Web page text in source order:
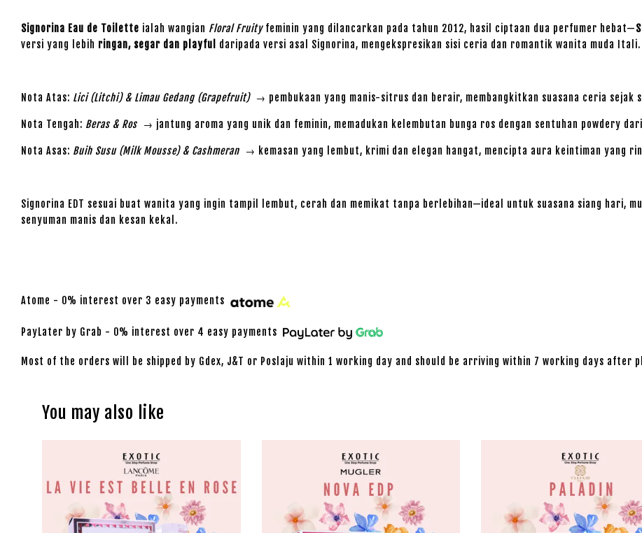
Signorina Eau de Toilette ialah wangian Floral Fruityfeminin yang dilancarkan pada tahun 2012, hasil ciptaan dua perfumer hebat—
versi yang lebih ringan, segar dan playful daripada versi asal Signorina, mengekspresikan sisi ceria dan romantik wanita muda Itali.
Nota Atas: Lici (Litchi) & Limau Gedang (Grapefruit)→ pembukaan yang manis-sitrus dan berair, membangkitkan suasana ceria sejak
Nota Tengah: Beras & Ros → jantung aroma yang unik dan feminin, memadukan kelembutan bunga ros dengan sentuhan powdery
Nota Asas: Buih Susu (Milk Mousse) & Cashmeran → kemasan yang lembut, krimi dan elegan hangat, mencipta aura keintiman yang
Signorina EDT sesuai buat wanita yang ingin tampil lembut, cerah dan memikat tanpa berlebihan—ideal untuk suasana siang hari,
senyuman manis dan kesan kekal.
Atome - 0% interest over 3 easy payments
PayLater by Grab - 0% interest over 4 easy payments
Most of the orders will be shipped by Gdex, J&T or Poslaju within 1 working day and should be arriving within 7 working days after
You may also like